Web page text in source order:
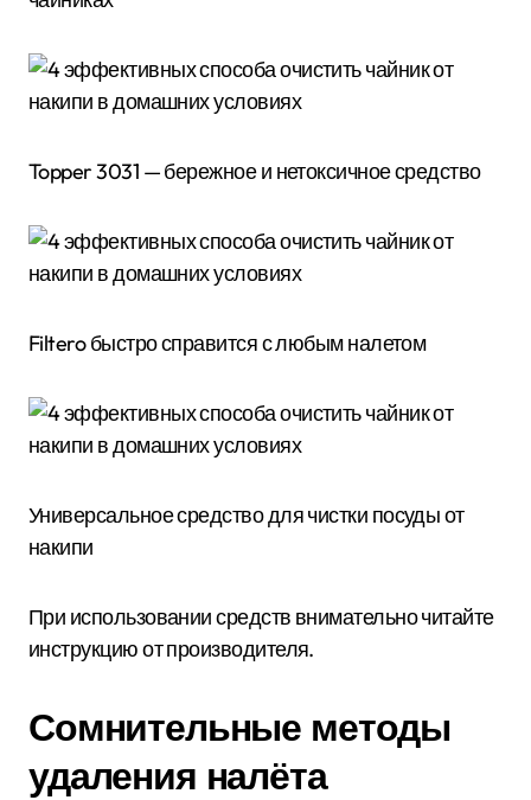
Topper 3031 — бережное и нетоксичное средство
Filtero быстро справится с любым налетом
Универсальное средство для чистки посуды от
накипи
При использовании средств внимательно читайте
инструкцию от производителя.
Сомнительные методы
удаления налёта